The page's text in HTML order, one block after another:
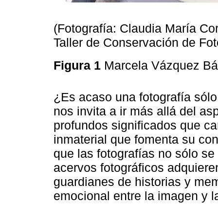
(Fotografía: Claudia María
Taller de Conservación de
Figura 1 Marcela Vázquez
¿Es acaso una fotografía
nos invita a ir más allá del
profundos significados que
inmaterial que fomenta su
que las fotografías no sólo se
acervos fotográficos
guardianes de historias y
emocional entre la imagen y